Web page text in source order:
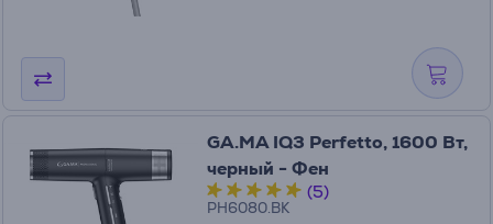
GA.MA IQ3 Perfetto, 1600 Вт,
черный - Фен
(5)
PH6080.BK